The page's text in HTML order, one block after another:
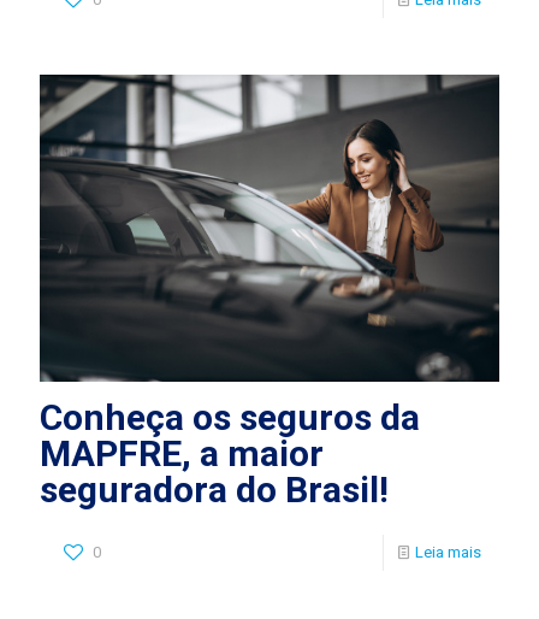
Conheça os seguros da
MAPFRE, a maior
seguradora do Brasil!
0 Leia mais